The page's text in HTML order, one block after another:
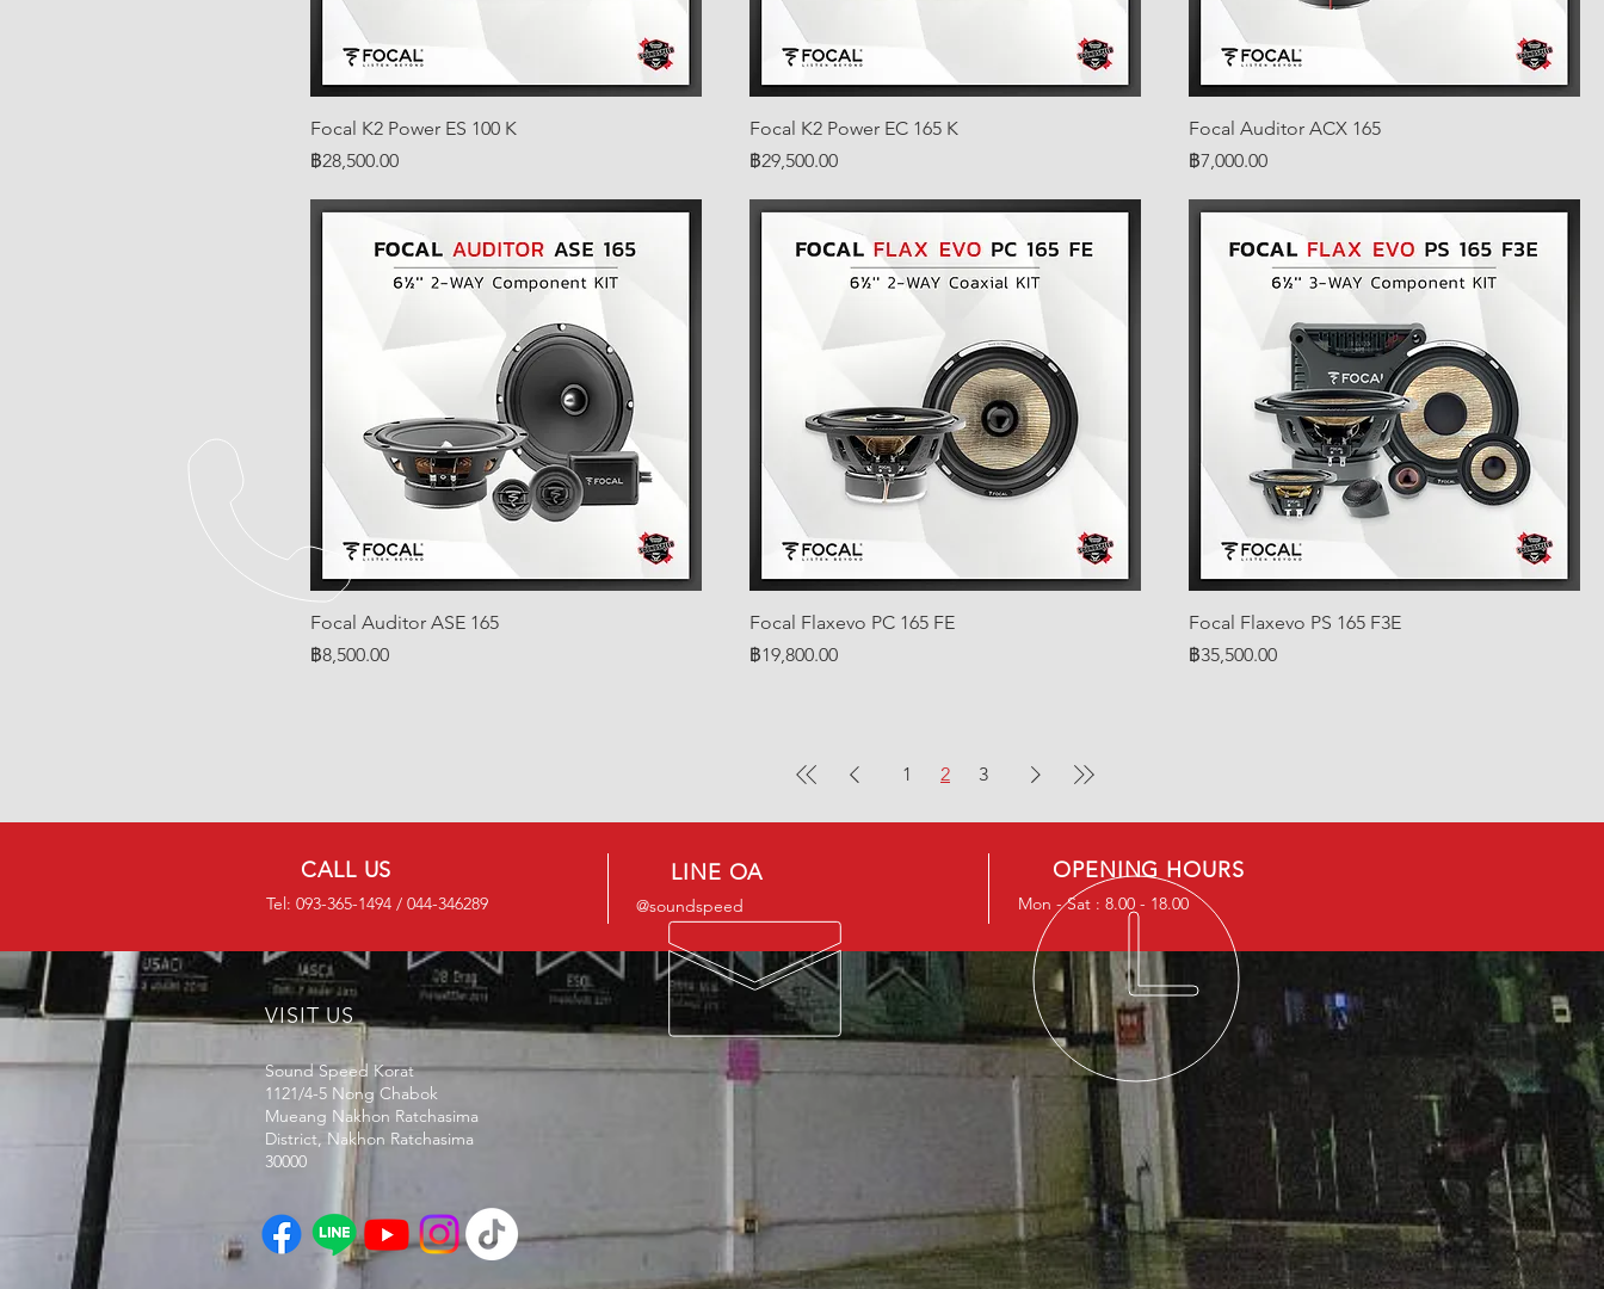
Focal K2 Power ES 100 K
ราคา
฿28,500.00
Focal K2 Power EC 165 K
ราคา
฿29,500.00
Focal Auditor ACX 165
ราคา
฿7,000.00
Focal Auditor ASE 165
ราคา
฿8,500.00
Focal Flaxevo PC 165 FE
ราคา
฿19,800.00
Focal Flaxevo PS 165 F3E
ราคา
฿35,500.00
1 2 3
CALL US
Tel: 093-365-1494 / 044-346289
LINE OA
@soundspeed
OPENING HOURS
Mon - Sat : 8.00 - 18.00
VISIT US
Sound Speed Korat
1121/4-5 Nong Chabok
Mueang Nakhon Ratchasima
District, Nakhon Ratchasima
30000